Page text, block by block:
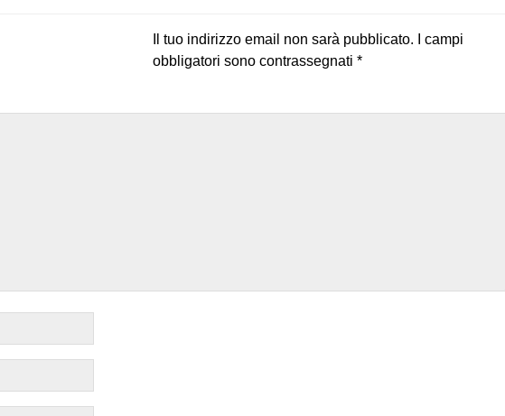
Il tuo indirizzo email non sarà pubblicato.
I campi
obbligatori sono contrassegnati *